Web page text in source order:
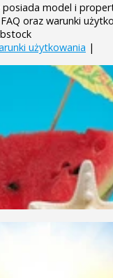
posiada model i
oraz warunki
użytkowania |